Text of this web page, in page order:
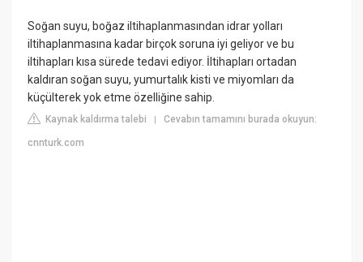
Soğan suyu, boğaz iltihaplanmasından idrar yolları
iltihaplanmasına kadar birçok soruna iyi geliyor ve bu
iltihapları kısa sürede tedavi ediyor. İltihapları ortadan
kaldıran soğan suyu, yumurtalık kisti ve miyomları da
küçülterek yok etme özelliğine sahip.
Kaynak kaldırma talebi |Cevabın tamamını burada okuyun:
cnnturk.com